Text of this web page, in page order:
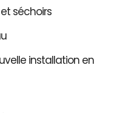
séchoirs
installation en